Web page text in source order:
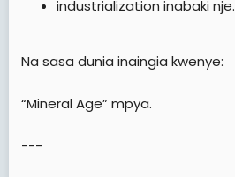
industrialization inabaki nje.
Na sasa dunia inaingia kwenye:
“Mineral Age” mpya.
---